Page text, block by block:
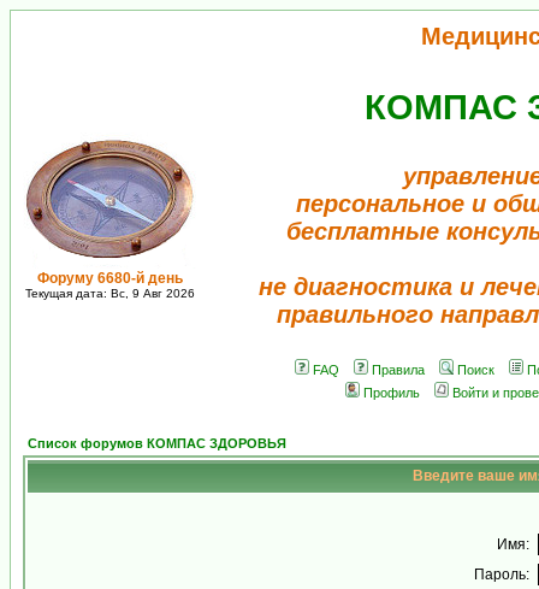
Форуму 6680-й день
Текущая дата: Вс, 9 Авг 2026
КОМПАС
персональное и
бесплатные
не диагностика и
правильного
FAQ Правила Поиск
Профиль
Войти и
Список форумов КОМПАС ЗДОРОВЬЯ
Введите ваше
Имя:
Пароль: